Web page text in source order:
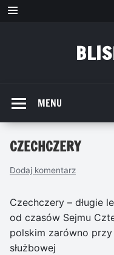
Przejdź
MENU
CZECHCZERY
Dodaj komentarz
Czechczery – długie
od czasów Sejmu
polskim zarówno
służbowej